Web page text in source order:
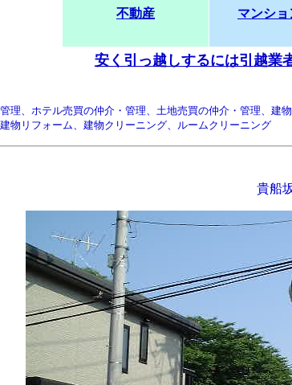
不動産 マンショ
安く引っ越しするには引越業
理、ホテル売買の仲介・管理、土地売買の仲介・管理、
物リフォーム、建物クリーニング、ルームクリーニング
貴船